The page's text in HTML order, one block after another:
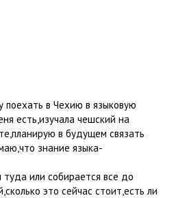
поехать в Чехию в языковую
есть,изучала чешский на
в будущем связать
знание языка-
или собирается все до
это сейчас стоит,есть ли